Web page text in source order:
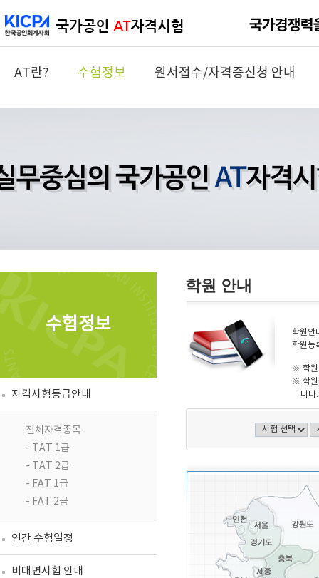
AT란? 수험정보 원서접수/자격증신청 안내
수험정보
자격시험등급안내
전체자격종목
- TAT 1급
- TAT 2급
- FAT 1급
- FAT 2급
연간 수험일정
비대면시험 안내
학원 안내
학원안
학원등
※ 학원
※ 학원
니다.